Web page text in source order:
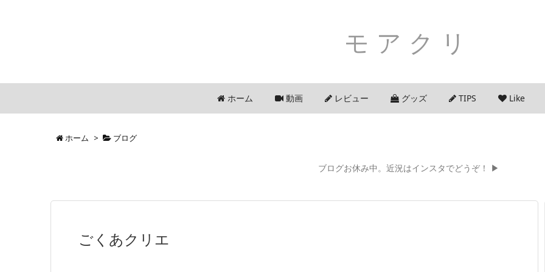
モアクリ
ホーム 動画 レビュー グッズ TIPS Like
ホーム > ブログ
ブログお休み中。近況はインスタでどうぞ！ ▶
ごくあクリエ